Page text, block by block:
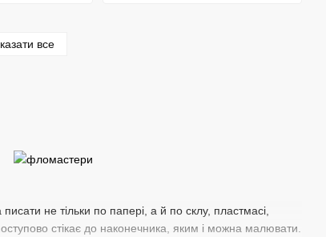
не тільки по папері, а й по склу, пластмасі,
стікає до наконечника, яким і можна малювати.
все